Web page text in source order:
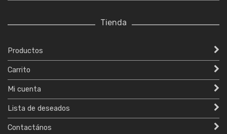
Tienda
Productos
Carrito
Mi cuenta
Lista de deseados
Contactános